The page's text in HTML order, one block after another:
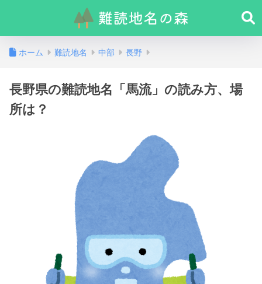
ホーム 難読地名 中部 長野
長野県の難読地名「馬流」の読み方、場
所は？